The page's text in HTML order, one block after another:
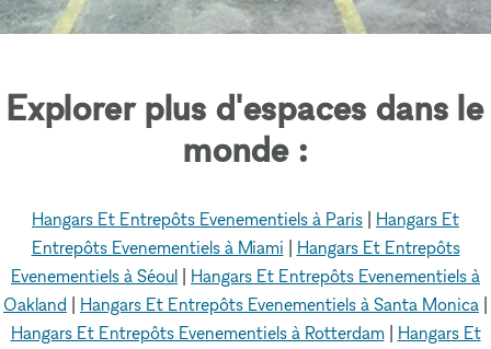
Explorer plus d'espaces dans le
monde :
Hangars Et Entrepôts Evenementiels à Paris
Hangars Et
Entrepôts Evenementiels à Miami
Hangars Et Entrepôts
Evenementiels à Séoul
Hangars Et Entrepôts Evenementiels à
Oakland
Hangars Et Entrepôts Evenementiels à Santa Monica
Hangars Et Entrepôts Evenementiels à Rotterdam| Hangars Et